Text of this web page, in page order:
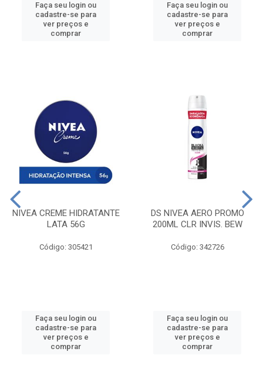
Faça seu login ou
cadastre-se para
ver preços e
comprar
Faça seu login ou
cadastre-se para
ver preços e
comprar
NIVEA CREME HIDRATANTE
LATA 56G
Código: 305421
Faça seu login ou
cadastre-se para
ver preços e
comprar
DS NIVEA AERO PROMO
200ML CLR INVIS. BEW
Código: 342726
Faça seu login ou
cadastre-se para
ver preços e
comprar